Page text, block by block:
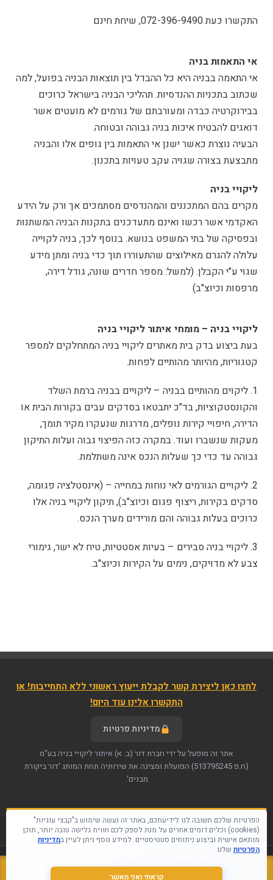
התקשרו כעת 072-396-9490, שיחת חינם
אי התאמות בניה
אי התאמה בבניה היא כל ההבדל בין תוצאות הבניה בפועל, למה
שכתוב בתכניות ההנדסיות. תהליכי הבניה בישראל כרוכים
בבירוקרטיה כבדה ומעורבתם של גורמים לא מועטים אשר
דואגים להבטיח איכות בניה גבוהה ובטוחה.
הבעיה נוצרת כאשר ישנן אי התאמות בין גופים אלו והבניה
מתבצעת בצורה שגויה עקב טעויות בתכנון.
ליקויי בניה
מקרים בהם המתכננים והמהנדסים מסתמכים אך ורק על הידע
האקדמי אשר רכשו ואינם מתעדכנים בתקנות הבניה המשתנות
ובפסיקה של בתי המשפט בנושא. בנוסף לכך, בניה לקוייה
עלולה להגרם מאילוצים שהתעוררו תוך כדי בניה ומתן מידע
שגוי ע"י הקבלן. (למשל: מספר חדרים שונה, גודל דירה,
מרפסות וכיוצ"ב)
ליקויי בניה – מומחי איתור ליקויי בניה
בעת ביצוע בדק בית מאתרים ליקויי בניה המתחלקים למספר
קטגוריות, מהיותר מהותיים לפחות.
1. ליקוים מהותיים בבניה – ליקויים בבניה ברמת השלד
והקונסטקוציות, בד"כ יתבטאו בסדקים עבים בקורות הבית או
הדירה, חיפויי קירות נופלים, מדרגות שנעקרו מקיר תומך,
מעקות שנשברו ועוד. במקרה כזה הפיצוי גבוה ועלות התיקון
גבוהה עד כדי כך שעלות הנכס אינה משתלמת.
2. ליקויים הגורמים לאי נוחות במחייה – (אינסטלציה פגומה,
סדקים בקירות, ריצוף פגום וכיוצ"ב), תיקון ליקויי בניה אלו
כרוכים בעלות גבוהה והם מורידים מערך הנכס.
3. ליקויי בניה סבירים – בעיות אסטטיות, טיח לא ישר, גימורי
צבע לא מדויקים, נימים על הקירות וכיוצ"ב.
לחצו כאן ליצירת קשר לקבלת ייעוץ ראשוני ללא התחייבות! או
התקשרו אלינו עוד היום!
מדיניות פרטיות
אתר זה מופעל על ידי חברת דור (ב. א) איתור ליקויי בניה בע"מ
(ח.פ 513795245)
הפועלת ומציגה את שירותיה תחת המותג 'דור ביקורת
מבנים'.
הפרטיות שלכם חשובה לנו לידיעתכם, באתר זה נעשה שימוש ב"קבצי עוגיות"
(cookies) וכלים דומים אחרים על מנת לספק לכם חווית גלישה טובה יותר, תוכן
מותאם אישית וביצוע ניתוחים סטטיסטיים. למידע נוסף ניתן לעיין במדיניות
הפרטיות שלנו
קראתי ואני מאשר